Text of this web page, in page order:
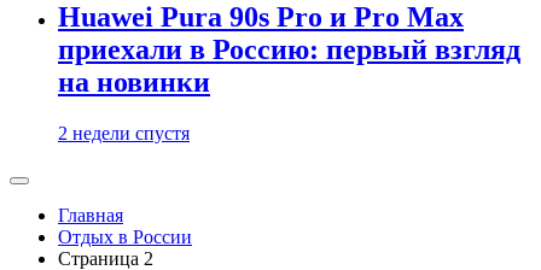
Huawei Pura 90s Pro и Pro Max
приехали в Россию: первый взгляд
на новинки
2 недели спустя
Главная
Отдых в России
Страница 2